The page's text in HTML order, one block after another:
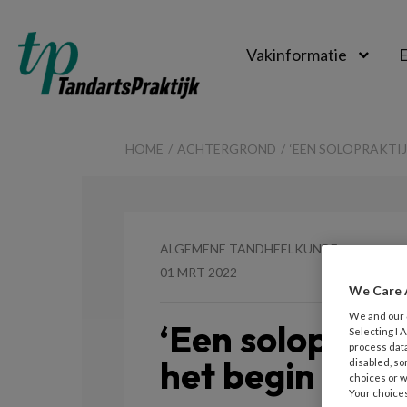
Vakinformatie
HOME ACHTERGROND ‘EEN
ALGEMENE TANDHEELKUNDE
01 MRT 2022
‘Een
het begin
We Care
We and our
Selecting I
process
disabled,
choices or
Your